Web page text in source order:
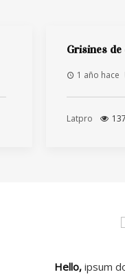
Grisines de
1 año hace
Latpro 137
Hello,ipsum